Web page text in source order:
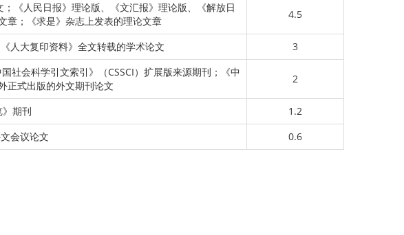
《人民日报》理论版、《文汇报》理论版、《解放日
章；《求是》杂志上发表的理论文章
4.5
人大复印资料》全文转载的学术论文 3
社会科学引文索引》（CSSCI）扩展版来源期刊；《中
正式出版的外文期刊论文
2
》期刊
1.2
会议论文 0.6